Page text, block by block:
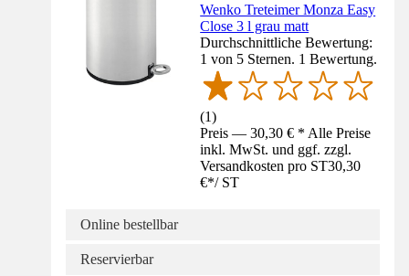
Wenko Treteimer Monza Easy
Close 3 l grau matt
Durchschnittliche Bewertung:
1 von 5 Sternen. 1 Bewertung.
(1)
Preis — 30,30 € * Alle Preise
inkl. MwSt. und ggf. zzgl.
Versandkosten pro ST30,30
€*/ ST
Online bestellbar
Reservierbar